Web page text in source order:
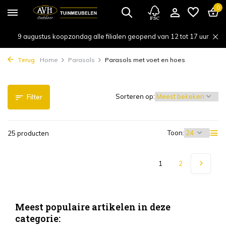
0
9 augustus koopzondag alle filialen geopend van 12 tot 17 uur
Terug Home Parasols Parasols met voet en hoes
Filter
25 producten Toon:
Sorteren op:
1 2
Meest populaire artikelen in deze
categorie: